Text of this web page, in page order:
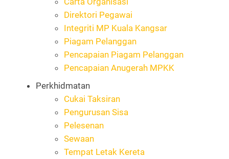
Direktori Pegawai
Integriti MP Kuala Kangsar
Piagam Pelanggan
Pencapaian Piagam Pelanggan
Pencapaian Anugerah MPKK
Perkhidmatan
Cukai Taksiran
Pengurusan Sisa
Pelesenan
Sewaan
Tempat Letak Kereta